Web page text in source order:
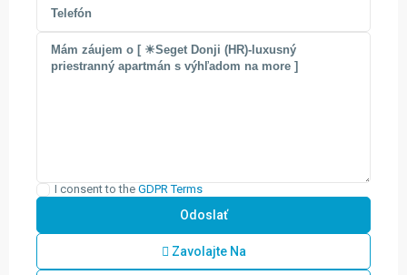
I consent to the GDPR Terms
Zavolajte Na